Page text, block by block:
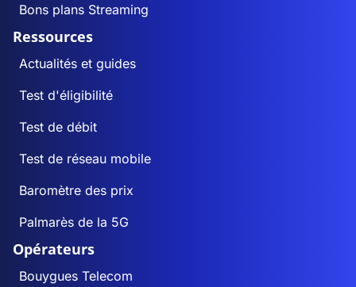
Bons plans Streaming
Ressources
Actualités et guides
Test d'éligibilité
Test de débit
Test de réseau mobile
Baromètre des prix
Palmarès de la 5G
Opérateurs
Bouygues Telecom